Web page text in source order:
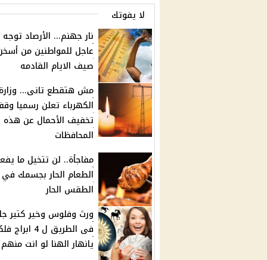
لا يفوتك
نار جهنم... الأرصاد توجه
عاجل للمواطنين من
صيف الايام القادمه
مش هتقطع تانى...
الكهرباء تعلن رسميا
تخفيف الأحمال عن هذه
المحافظات
مفاجأة.. لن تتخيل ما
الطعام الحار بجسمك في
الطقس الحار
ورث وفلوس وخير كتير
فى الطريق ل 4
يانهار الهنا لو انت منهم